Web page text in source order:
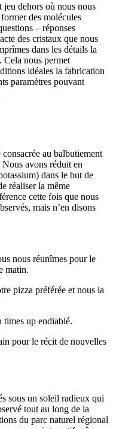
dehors où nous nous
des molécules
– réponses
des cristaux que nous
dans les détails la
Cela nous permet
idéales la fabrication
paramètres pouvant
au balbutiement
avons réduit en
dans le but de
réaliser la même
cette fois que nous
mais n’en disons
nous réunîmes pour le
matin.
pizza préférée et nous la
times up endiablé.
pour le récit de nouvelles
sous un soleil radieux qui
tout au long de la
du parc naturel régional